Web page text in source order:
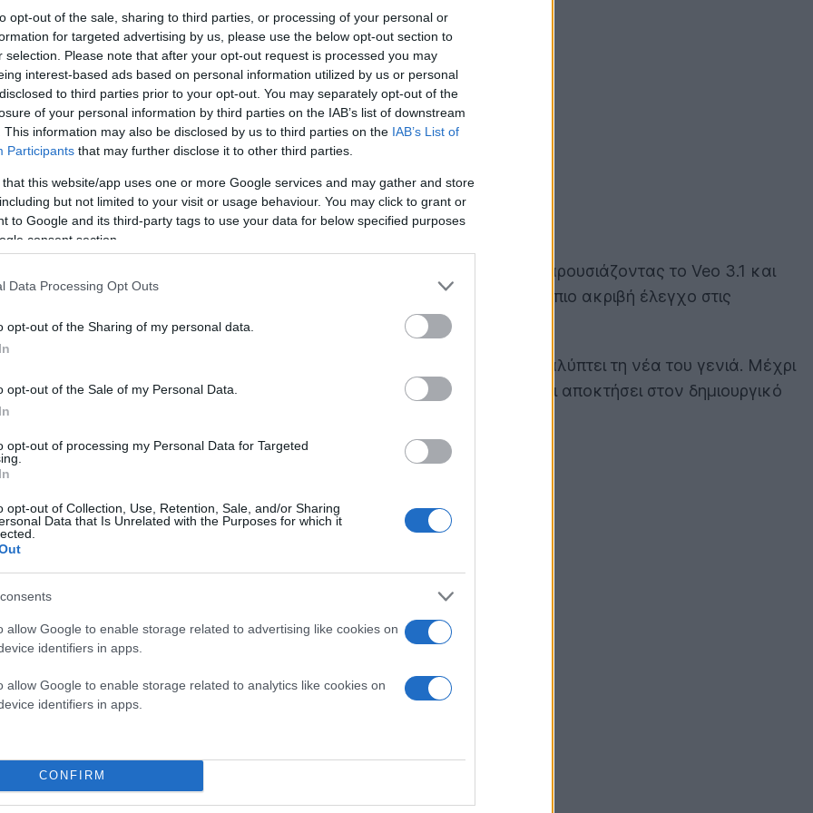
opt-out of the sale, sharing to third parties, or processing of your personal or
for targeted advertising by us, please use the below opt-out section to
selection. Please note that after your opt-out request is processed you may
interest-based ads based on personal information utilized by us or personal
to third parties prior to your opt-out. You may separately opt-out of the
of your personal information by third parties on the IAB’s list of downstream
This information may also be disclosed by us to third parties on the IAB’s List of
Participants that may further disclose it to other third parties.
that this website/app uses one or more Google services and may gather and store
but not limited to your visit or usage behaviour. You may click to grant or
to Google and its third-party tags to use your data for below specified purposes
consent section.
Data Processing Opt Outs
opt-out of the Sharing of my personal data.
opt-out of the Sale of my Personal Data.
opt-out of processing my Personal Data for Targeted
opt-out of Collection, Use, Retention, Sale, and/or Sharing
Data that Is Unrelated with the Purposes for which it
allow Google to enable storage related to advertising like cookies on
identifiers in apps.
allow Google to enable storage related to analytics like cookies on
identifiers in apps.
CONFIRM
στο σύστημα δημιουργίας βίντεο με τεχνητή νοημοσύνη, παρουσιάζοντας το Veo 3.1 και
να προσφέρουν στους χρήστες μεγαλύτερη καλλιτεχνική ελευθερία, πιο ακριβή έλεγχο στις
ήχου στις δημιουργίες τους.
filmmaking που βασίζεται στο Veo, η Google DeepMind αποκαλύπτει τη νέα του γενιά. Μέχρι
βίντεομέσω της πλατφόρμας, αποδεικνύοντας τη δυναμική που έχει αποκτήσει στον δημιουργικό
αφήγηση
βάθος και ατμόσφαιρα σε κάθε σκηνή.
ακρίβεια στην ερμηνεία των prompts.